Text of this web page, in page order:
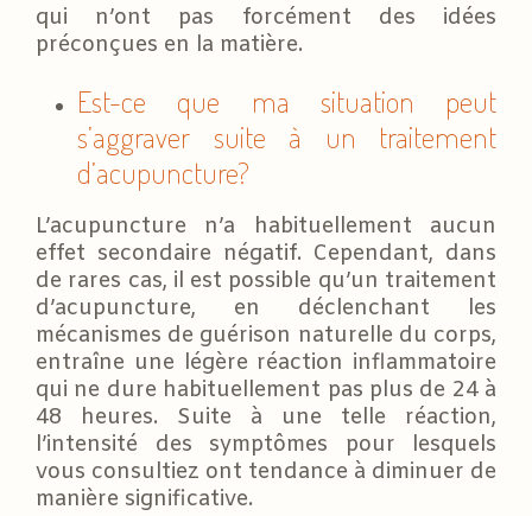
qui n’ont pas forcément des idées
préconçues en la matière.
Est-ce que ma situation peut
s’aggraver suite à un traitement
d’acupuncture?
L’acupuncture n’a habituellement aucun
effet secondaire négatif. Cependant, dans
de rares cas, il est possible qu’un traitement
d’acupuncture, en déclenchant les
mécanismes de guérison naturelle du corps,
entraîne une légère réaction inflammatoire
qui ne dure habituellement pas plus de 24 à
48 heures. Suite à une telle réaction,
l’intensité des symptômes pour lesquels
vous consultiez ont tendance à diminuer de
manière significative.